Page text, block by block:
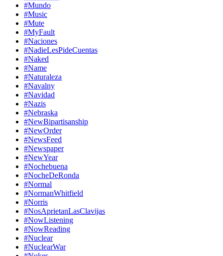
#Mundo
#Music
#Mute
#MyFault
#Naciones
#NadieLesPideCuentas
#Naked
#Name
#Naturaleza
#Navalny
#Navidad
#Nazis
#Nebraska
#NewBipartisanship
#NewOrder
#NewsFeed
#Newspaper
#NewYear
#Nochebuena
#NocheDeRonda
#Normal
#NormanWhitfield
#Norris
#NosAprietanLasClavijas
#NowListening
#NowReading
#Nuclear
#NuclearWar